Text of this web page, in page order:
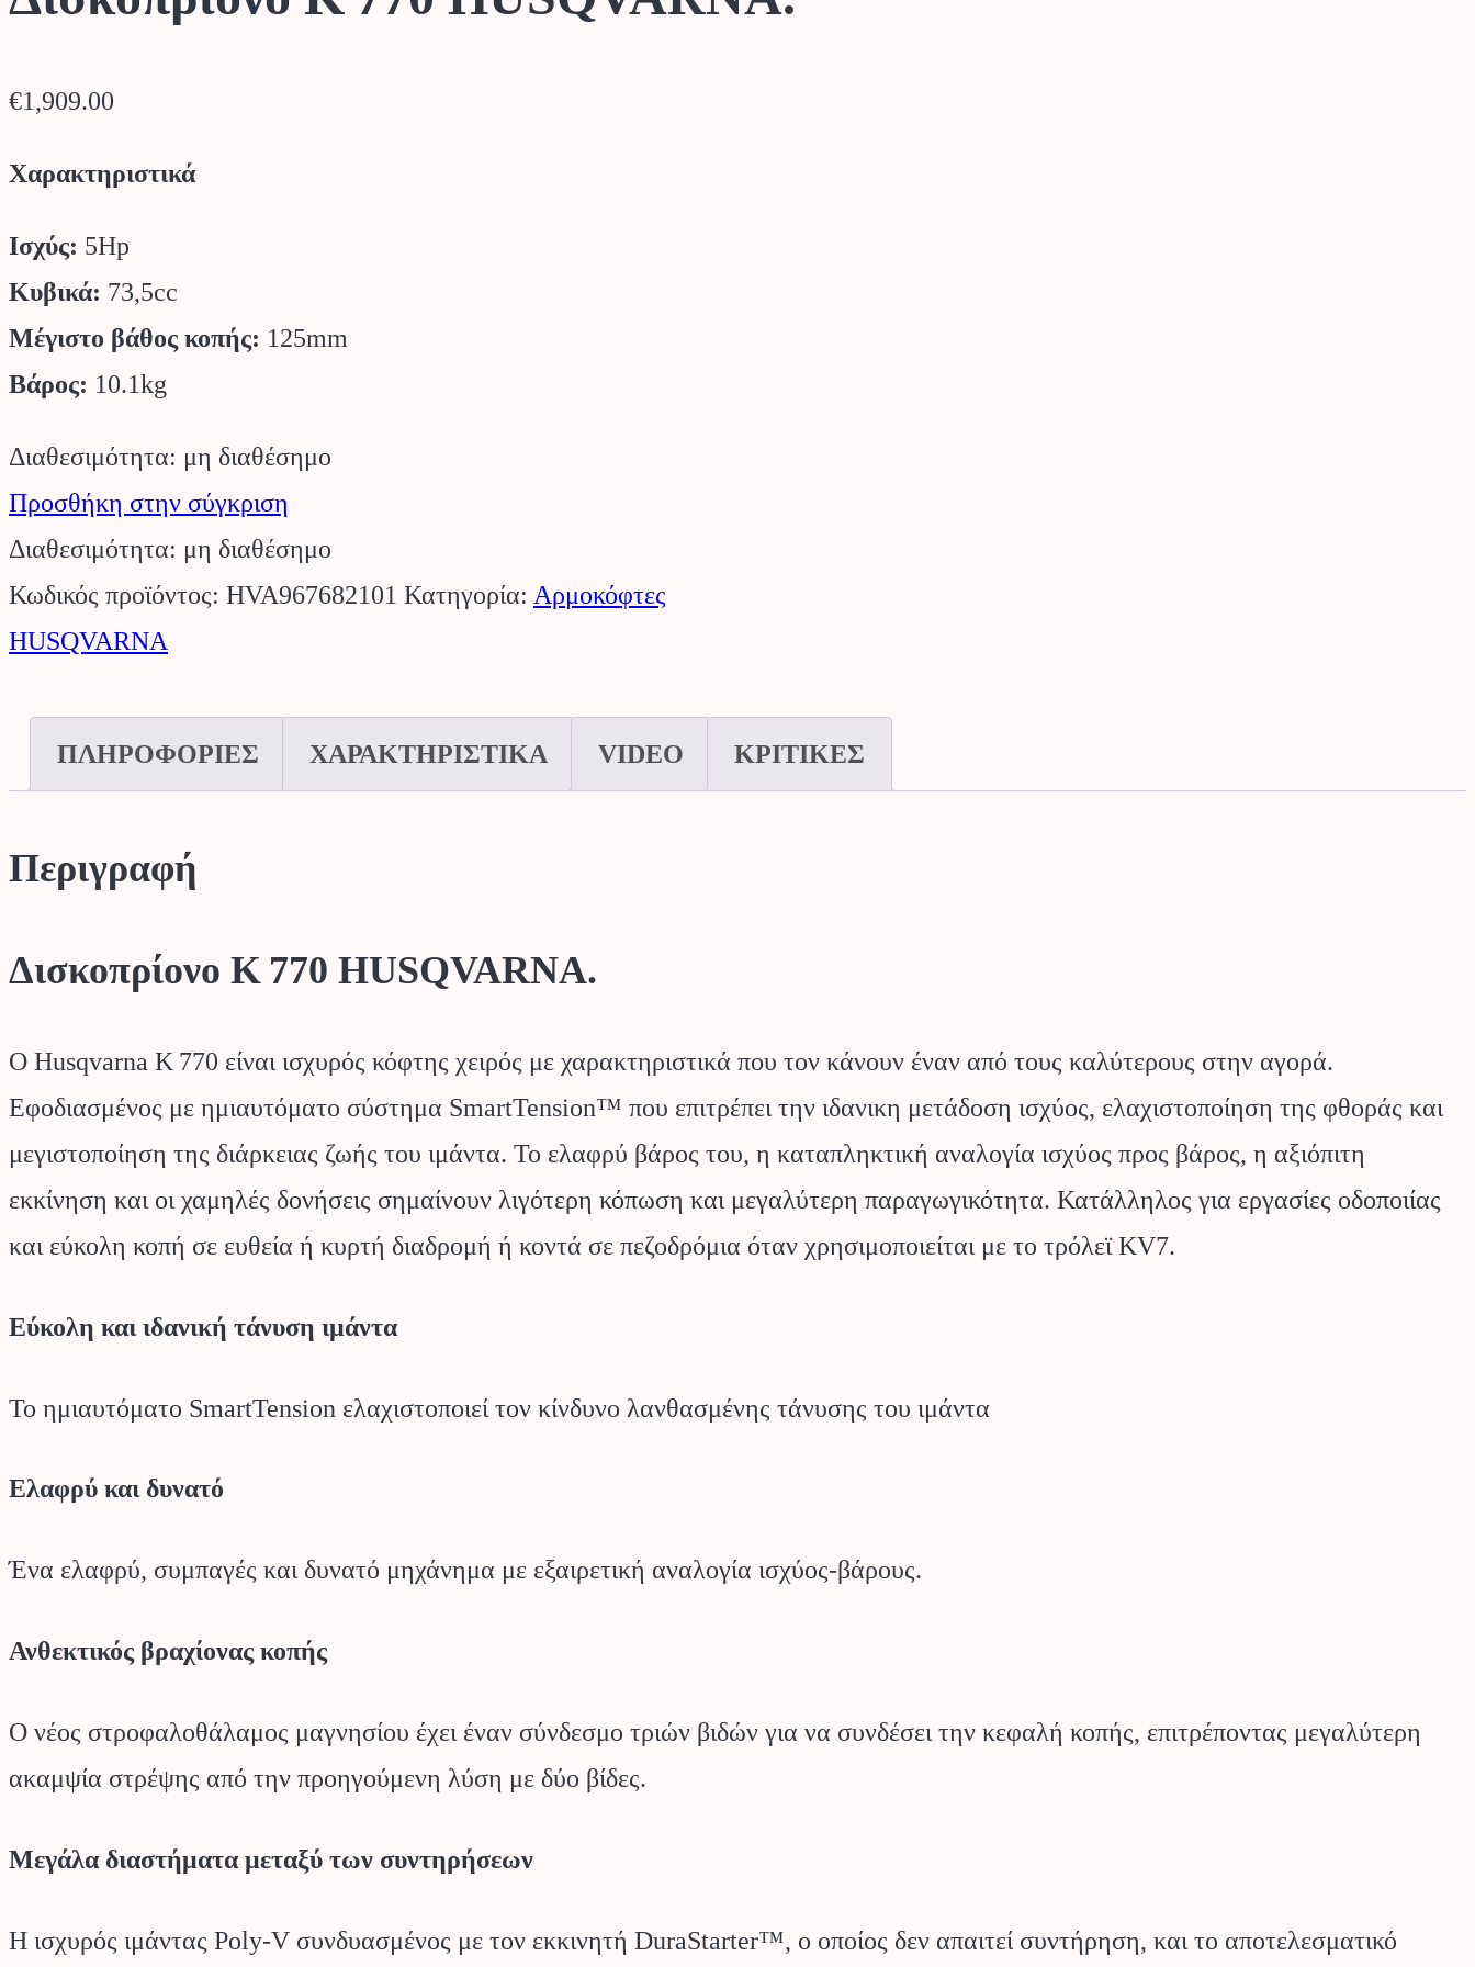
€1,909.00
Χαρακτηριστικά
Ισχύς: 5Hp
Κυβικά: 73,5cc
Μέγιστο βάθος κοπής: 125mm
Βάρος: 10.1kg
Διαθεσιμότητα: μη διαθέσημο
Προσθήκη στην σύγκριση
Διαθεσιμότητα: μη διαθέσημο
Κωδικός προϊόντος: HVA967682101 Κατηγορία: Αρμοκόφτες
HUSQVARNA
ΠΛΗΡΟΦΟΡΙΕΣ ΧΑΡΑΚΤΗΡΙΣΤΙΚΑ VIDEO ΚΡΙΤΙΚΕΣ
Περιγραφή
Δισκοπρίονο K 770 HUSQVARNA.
Ο Husqvarna K 770 είναι ισχυρός κόφτης χειρός με χαρακτηριστικά που τον κάνουν έναν από τους καλύτερους στην αγορά.
Εφοδιασμένος με ημιαυτόματο σύστημα SmartTension™ που επιτρέπει την ιδανικη μετάδοση ισχύος, ελαχιστοποίηση της φθοράς και
μεγιστοποίηση της διάρκειας ζωής του ιμάντα. Το ελαφρύ βάρος του, η καταπληκτική αναλογία ισχύος προς βάρος, η αξιόπιτη
εκκίνηση και οι χαμηλές δονήσεις σημαίνουν λιγότερη κόπωση και μεγαλύτερη παραγωγικότητα. Κατάλληλος για εργασίες οδοποιίας
και εύκολη κοπή σε ευθεία ή κυρτή διαδρομή ή κοντά σε πεζοδρόμια όταν χρησιμοποιείται με το τρόλεϊ KV7.
Εύκολη και ιδανική τάνυση ιμάντα
Το ημιαυτόματο SmartTension ελαχιστοποιεί τον κίνδυνο λανθασμένης τάνυσης του ιμάντα
Ελαφρύ και δυνατό
Ένα ελαφρύ, συμπαγές και δυνατό μηχάνημα με εξαιρετική αναλογία ισχύος-βάρους.
Ανθεκτικός βραχίονας κοπής
Ο νέος στροφαλοθάλαμος μαγνησίου έχει έναν σύνδεσμο τριών βιδών για να συνδέσει την κεφαλή κοπής, επιτρέποντας μεγαλύτερη
ακαμψία στρέψης από την προηγούμενη λύση με δύο βίδες.
Μεγάλα διαστήματα μεταξύ των συντηρήσεων
Η ισχυρός ιμάντας Poly-V συνδυασμένος με τον εκκινητή DuraStarter™, ο οποίος δεν απαιτεί συντήρηση, και το αποτελεσματικό